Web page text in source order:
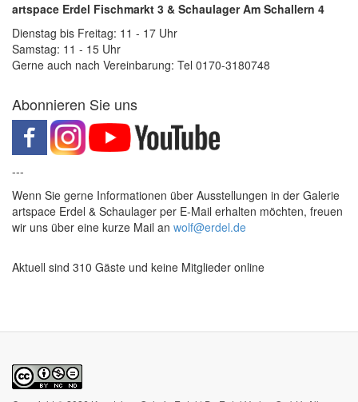
artspace Erdel Fischmarkt 3 & Schaulager Am Schallern 4
Dienstag bis Freitag: 11 - 17 Uhr
Samstag: 11 - 15 Uhr
Gerne auch nach Vereinbarung: Tel 0170-3180748
Abonnieren Sie uns
---
Wenn Sie gerne Informationen über Ausstellungen in der Galerie
artspace Erdel & Schaulager per E-Mail erhalten möchten, freuen
wir uns über eine kurze Mail an wolf@erdel.de
Aktuell sind 310 Gäste und keine Mitglieder online